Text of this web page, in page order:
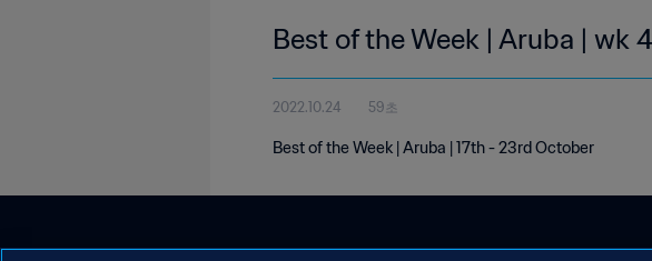
Best of the Week | Aruba | wk
2022.10.24 59초
Best of the Week | Aruba | 17th - 23rd October